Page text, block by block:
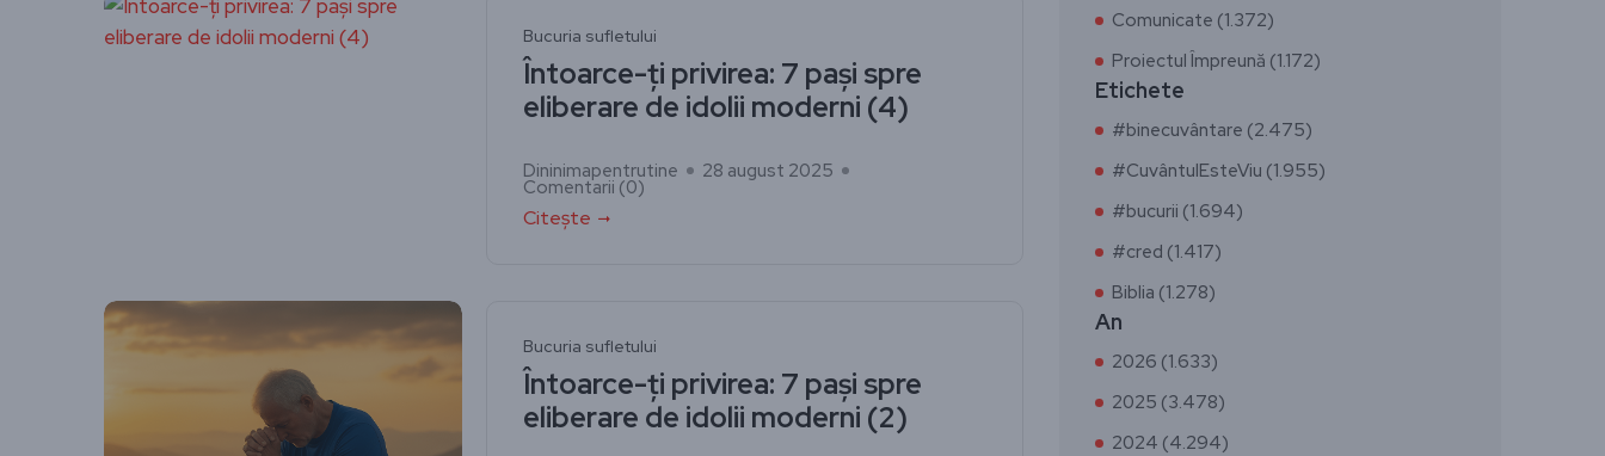
Bucuria sufletului
Întoarce-ți privirea: 7 pași spre
eliberare de idolii moderni (4)
Dininimapentrutine 28 august 2025
Comentarii (0)
Citește
Bucuria sufletului
Întoarce-ți privirea: 7 pași spre
eliberare de idolii moderni (2)
Comunicate (1.372)
Proiectul Împreună (1.172)
Etichete
#binecuvântare (2.475)
#CuvântulEsteViu (1.955)
#bucurii (1.694)
#cred (1.417)
Biblia (1.278)
An
2026 (1.633)
2025 (3.478)
2024 (4.294)